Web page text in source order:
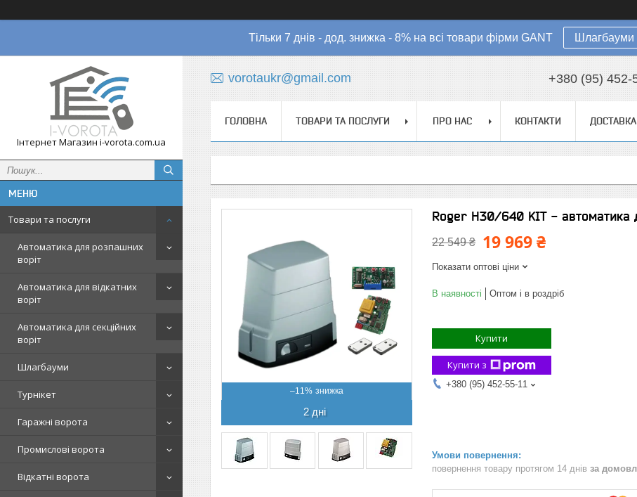
Тільки 7 днів - дод. знижка - 8% на всі товари фірми GANT Шлагбауми
Інтернет Магазин i-vorota.com.ua
Товари та послуги
Автоматика для розпашних
воріт
Автоматика для відкатних
воріт
Автоматика для секційних
воріт
Шлагбауми
Турнікет
Гаражні ворота
Промислові ворота
Відкатні ворота
vorotaukr@gmail.com +380 (95) 452-
ГОЛОВНА ТОВАРИ ТА ПОСЛУГИ ПРО НАС КОНТАКТИ
–11%
2 дні
Roger H30/640 KIT - автоматика
22 549 ₴ 19 969 ₴
Показати оптові ціни
В наявності Оптом і в роздріб
Купити
Купити з
+380 (95) 452-55-11
повернення товару протягом 14 днів за